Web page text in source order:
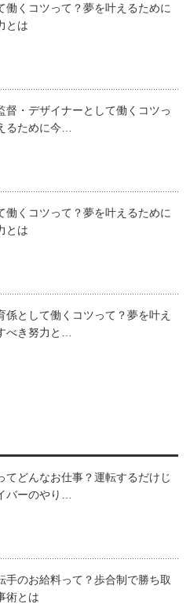
働くコツって？夢を叶えるために
とは
督・デザイナーとして働くコツっ
るために今…
働くコツって？夢を叶えるために
とは
係として働くコツって？夢を叶え
べき努力と…
てどんなお仕事？運転するだけじ
バーのやり…
手のお給料って？歩合制で勝ち取
術とは